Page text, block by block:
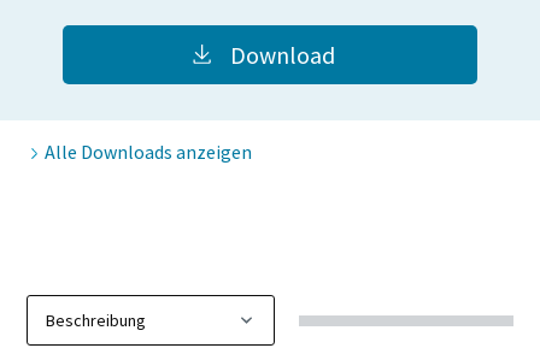
Download
Alle Downloads anzeigen
Absenden
Anti-Roboter-Verifizierung